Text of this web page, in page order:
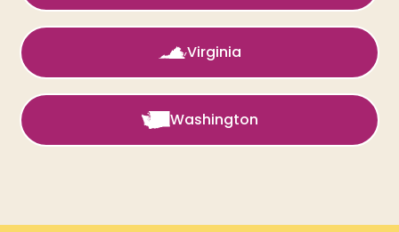
Virginia
Washington